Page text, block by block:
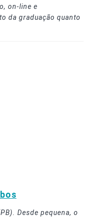
on-line e
da graduação quanto
Desde pequena, o